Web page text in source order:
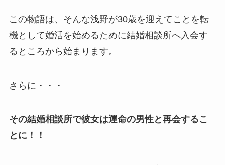
この物語は、そんな浅野が30歳を迎えてことを転
機として婚活を始めるために結婚相談所へ入会す
るところから始まります。
さらに・・・
その結婚相談所で彼女は運命の男性と再会するこ
とに！！